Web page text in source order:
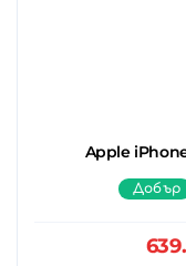
Apple
Добър
639.